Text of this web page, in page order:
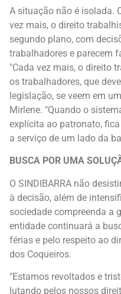
A situação não é isolada.
vez mais, o direito
segundo plano, com
trabalhadores e parecem
"Cada vez mais, o direito
os trabalhadores, que
legislação, se veem em
Mirlene. "Quando o
explícita ao patronato,
a serviço de um lado da
BUSCA POR UMA
O SINDIBARRA não
à decisão, além de
sociedade compreenda a
entidade continuará a
férias e pelo respeito ao
dos Coqueiros.
"Estamos revoltados e
lutando pelos nossos